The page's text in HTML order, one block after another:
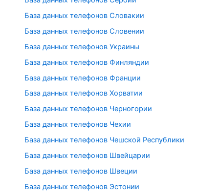
База данных телефонов Словакии
База данных телефонов Словении
База данных телефонов Украины
База данных телефонов Финляндии
База данных телефонов Франции
База данных телефонов Хорватии
База данных телефонов Черногории
База данных телефонов Чехии
База данных телефонов Чешской Республики
База данных телефонов Швейцарии
База данных телефонов Швеции
База данных телефонов Эстонии